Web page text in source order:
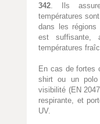
342 . Ils
températures
dans les régions
est suffisante,
températures
En cas de fortes
shirt ou un polo
visibilité (EN
respirante, et
UV.